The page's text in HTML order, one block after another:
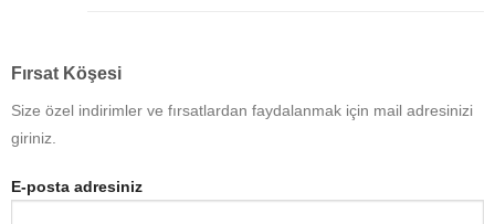
Fırsat Köşesi
Size özel indirimler ve fırsatlardan faydalanmak için mail adresinizi
giriniz.
E-posta adresiniz